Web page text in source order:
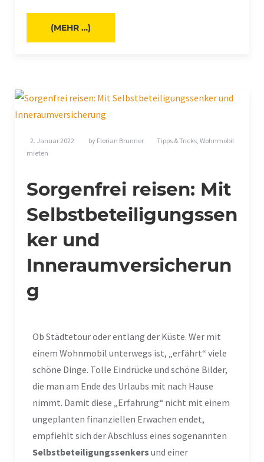
(MEHR …)
2. Januar 2022 by Florian Brunner Tipps & Tricks, Wohnmobil
mieten
Sorgenfrei reisen: Mit
Selbstbeteiligungssen
ker und
Inneraumversicherun
g
Ob Städtetour oder entlang der Küste. Wer mit
einem Wohnmobil unterwegs ist, „erfährt“ viele
schöne Dinge. Tolle Eindrücke und schöne Bilder,
die man am Ende des Urlaubs mit nach Hause
nimmt. Damit diese „Erfahrung“ nicht mit einem
ungeplanten finanziellen Erwachen endet,
empfiehlt sich der Abschluss eines sogenannten
Selbstbeteiligungssenkers und einer